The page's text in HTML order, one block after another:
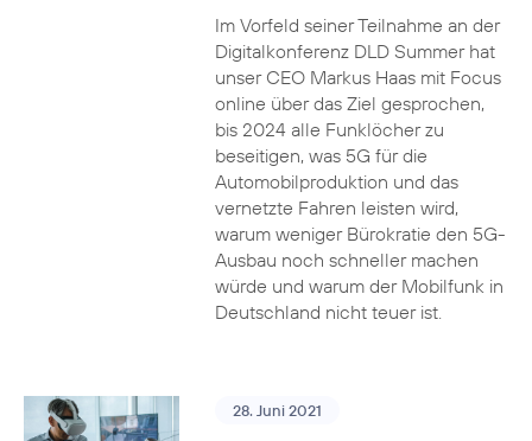
Im Vorfeld seiner Teilnahme an der
Digitalkonferenz DLD Summer hat
unser CEO Markus Haas mit Focus
online über das Ziel gesprochen,
bis 2024 alle Funklöcher zu
beseitigen, was 5G für die
Automobilproduktion und das
vernetzte Fahren leisten wird,
warum weniger Bürokratie den 5G-
Ausbau noch schneller machen
würde und warum der Mobilfunk in
Deutschland nicht teuer ist.
28. Juni 2021